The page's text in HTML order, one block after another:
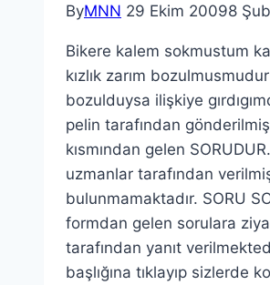
ByMNN 29 Ekim 20098
Bikere kalem sokmustum
kızlık zarım
bozulduysa ilişkiye
pelin tarafından
kısmından gelen
uzmanlar tarafından
bulunmamaktadır. SORU
formdan gelen sorulara
tarafından yanıt
başlığına tıklayıp sizlerde